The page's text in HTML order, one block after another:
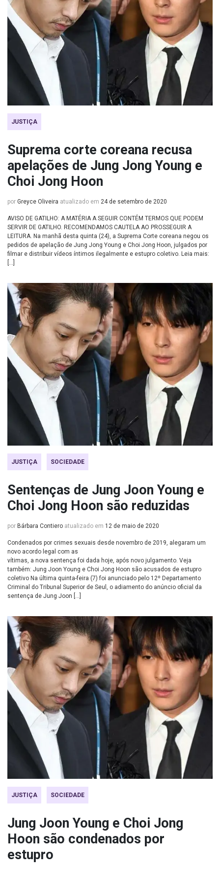
JUSTIÇA
Suprema corte coreana recusa
apelações de Jung Jong Young e
Choi Jong Hoon
por Greyce Oliveira atualizado em 24 de setembro de 2020
AVISO DE GATILHO: A MATÉRIA A SEGUIR CONTÉM TERMOS QUE PODEM
SERVIR DE GATILHO. RECOMENDAMOS CAUTELA AO PROSSEGUIR A
LEITURA. Na manhã desta quinta (24), a Suprema Corte coreana negou os
pedidos de apelação de Jung Jong Young e Choi Jong Hoon, julgados por
filmar e distribuir vídeos íntimos ilegalmente e estupro coletivo. Leia mais:
[…]
JUSTIÇA SOCIEDADE
Sentenças de Jung Joon Young e
Choi Jong Hoon são reduzidas
por Bárbara Contiero atualizado em 12 de maio de 2020
Condenados por crimes sexuais desde novembro de 2019, alegaram um
novo acordo legal com as
vítimas, a nova sentença foi dada hoje, após novo julgamento. Veja
também: Jung Joon Young e Choi Jong Hoon são acusados de estupro
coletivo Na última quinta-feira (7) foi anunciado pelo 12º Departamento
Criminal do Tribunal Superior de Seul, o adiamento do anúncio oficial da
sentença de Jung Joon […]
JUSTIÇA SOCIEDADE
Jung Joon Young e Choi Jong
Hoon são condenados por
estupro